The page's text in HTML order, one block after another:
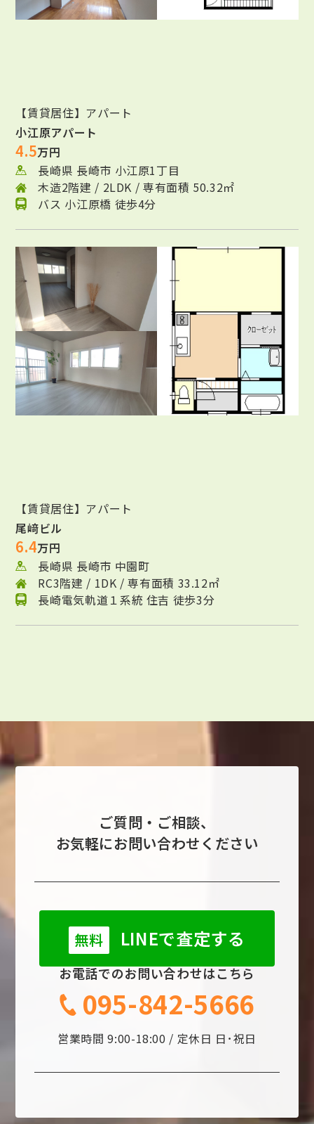
【賃貸居住】アパート
小江原アパート
4.5万円
長崎県 長崎市 小江原1丁目
木造2階建 / 2LDK / 専有面積 50.32㎡
バス 小江原橋 徒歩4分
【賃貸居住】アパート
尾﨑ビル
6.4万円
長崎県 長崎市 中園町
RC3階建 / 1DK / 専有面積 33.12㎡
長崎電気軌道１系統 住吉 徒歩3分
ご質問・ご相談、
お気軽にお問い合わせください
無料 LINEで査定する
お電話でのお問い合わせはこちら
095-842-5666
営業時間 9:00-18:00 / 定休日 日･祝日